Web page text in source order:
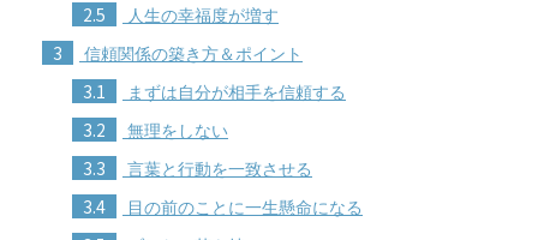
2.5 人生の幸福度が増す
3 信頼関係の築き方＆ポイント
3.1 まずは自分が相手を信頼する
3.2 無理をしない
3.3 言葉と行動を一致させる
3.4 目の前のことに一生懸命になる